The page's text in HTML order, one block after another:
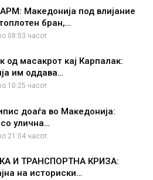
Македонија под влијание
бран,…
08:03 часот.
од масакрот кај Карпалак:
им оддава…
10:25 часот.
доаѓа во Македонија:
улична…
21:04 часот.
И ТРАНСПОРТНА КРИЗА:
на историски…